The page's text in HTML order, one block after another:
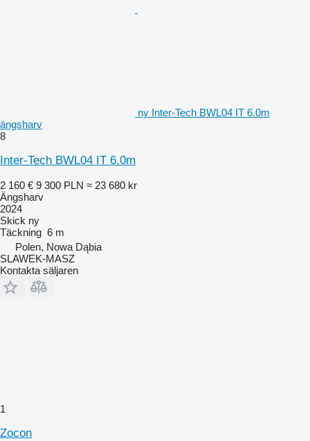
ny Inter-Tech BWL04 IT 6.0m
ängsharv
8
Inter-Tech BWL04 IT 6.0m
2 160 € 9 300 PLN ≈ 23 680 kr
Ängsharv
2024
Skick ny
Täckning 6 m
Polen, Nowa Dąbia
SLAWEK-MASZ
Kontakta säljaren
1
Zocon